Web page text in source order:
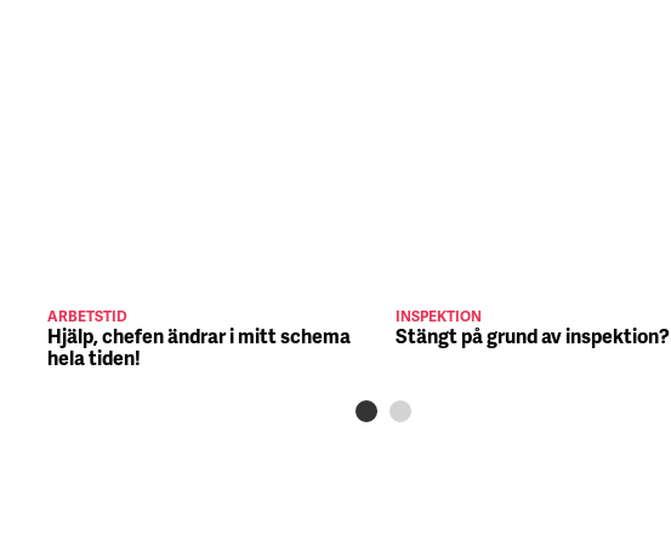
ARBETSTID
Hjälp, chefen ändrar i mitt schema
hela tiden!
INSPEKTION
Stängt på grund av inspektion?